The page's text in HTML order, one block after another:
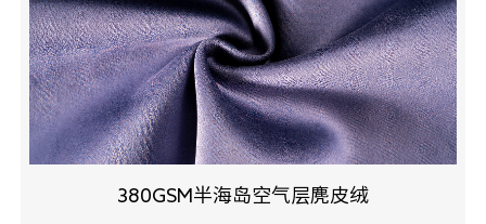
380GSM半海岛空气层麂皮绒